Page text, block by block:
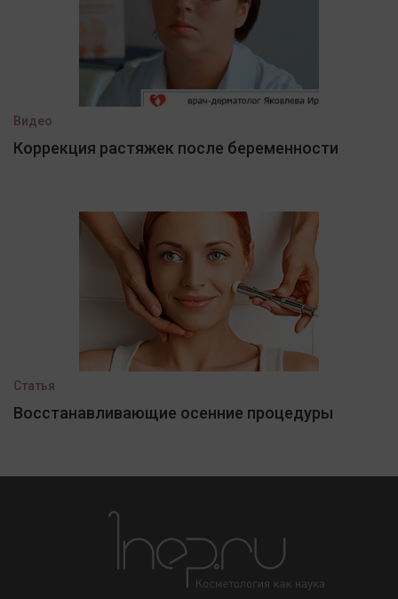
Видео
Коррекция растяжек после беременности
Статья
Восстанавливающие осенние процедуры